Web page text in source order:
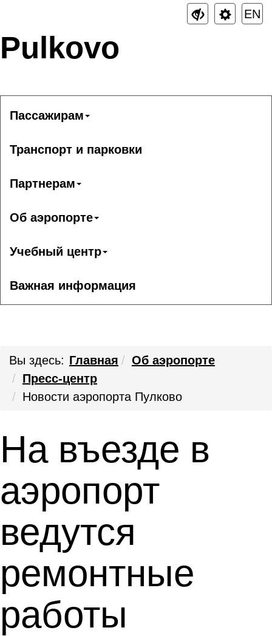
EN
Pulkovo
Пассажирам
Транспорт и парковки
Партнерам
Об аэропорте
Учебный центр
Важная информация
Вы здесь: Главная
Об аэропорте
Пресс-центр
Новости аэропорта Пулково
На въезде в
аэропорт
ведутся
ремонтные
работы